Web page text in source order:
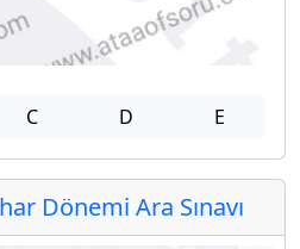
C D E
Dönemi Ara Sınavı